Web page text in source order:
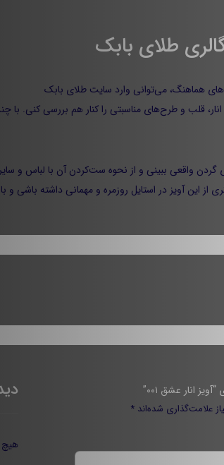
هماهنگ، می‌توانی وارد سایت طلای بابک
واقعی ببینی و از نحوه‌ ست‌کردن آن با لباس و
این آویز در استایل روزمره و مهمانی داشته باشی و
انار عشق ۰۰۱”
علامت‌گذاری شده‌اند *